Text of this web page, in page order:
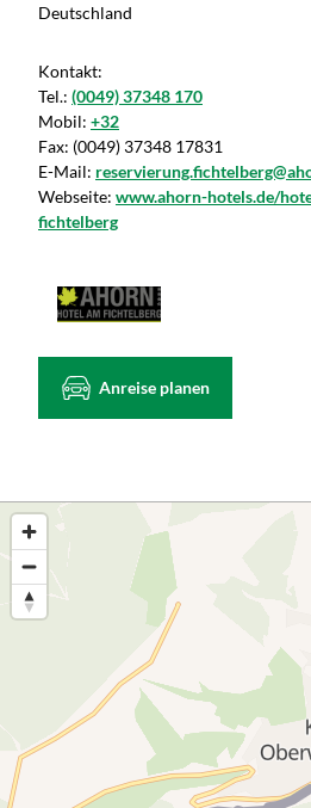
Deutschland
Kontakt:
Tel.: (0049) 37348 170
Mobil: +32
Fax: (0049) 37348 17831
E-Mail:
Webseite: www.ahorn-hotels.de/
fichtelberg
Anreise planen